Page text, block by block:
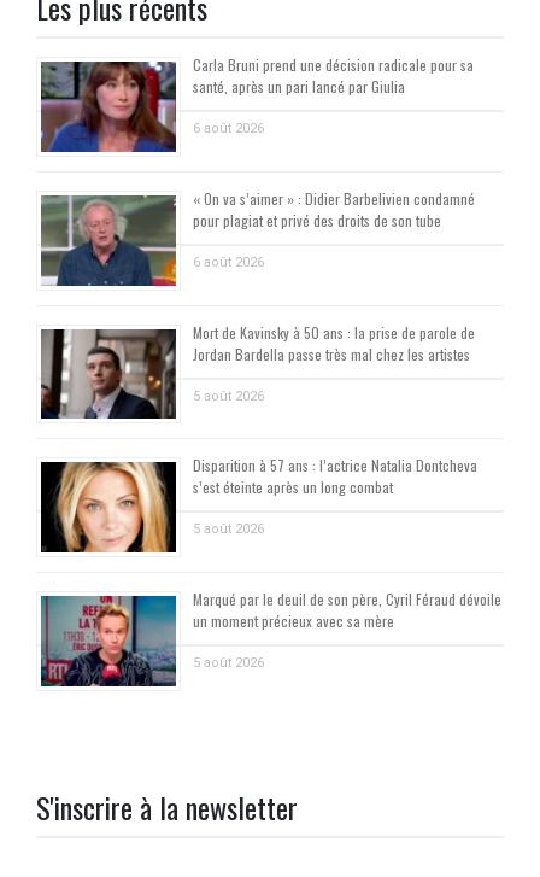
Carla Bruni prend une décision radicale pour sa
santé, après un pari lancé par Giulia
6 août 2026
« On va s’aimer » : Didier Barbelivien condamné
pour plagiat et privé des droits de son tube
6 août 2026
Mort de Kavinsky à 50 ans : la prise de parole de
Jordan Bardella passe très mal chez les artistes
5 août 2026
Disparition à 57 ans : l’actrice Natalia Dontcheva
s’est éteinte après un long combat
5 août 2026
Marqué par le deuil de son père, Cyril Féraud dévoile
un moment précieux avec sa mère
5 août 2026
S'inscrire à la newsletter